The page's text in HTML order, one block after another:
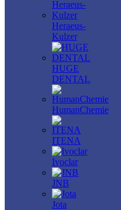
Heraeus-
Kulzer
HUGE
DENTAL
HumanChemie
ITENA
Ivoclar
JNB
Jota